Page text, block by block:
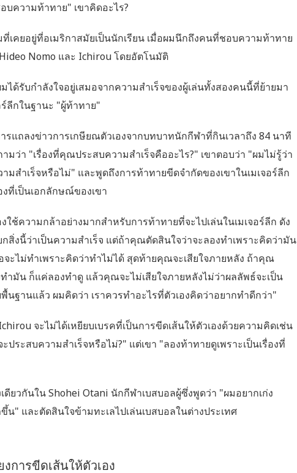
บความท้าทาย" เขาคิดอะไร?
เคยอยู่ที่อเมริกาสมัยเป็นนักเรียน เมื่อผมนึกถึงคนที่ชอบความท้าทาย
Nomo และ Ichirou โดยอัตโนมัติ
ได้รับกำลังใจอยู่เสมอจากความสำเร็จของผู้เล่นทั้งสองคนนี้ที่ย้ายมา
ร์ลีกในฐานะ "ผู้ท้าทาย"
รแถลงข่าวการเกษียณตัวเองจากบทบาทนักกีฬาที่กินเวลาถึง 84 นาที
มว่า "เรื่องที่คุณประสบความสำเร็จคืออะไร?" เขาตอบว่า "ผมไม่รู้ว่า
มสำเร็จหรือไม่" และพูดถึงการท้าทายขีดจำกัดของเขาในเมเจอร์ลีก
ที่เป็นเอกลักษณ์ของเขา
ใช้ความกล้าอย่างมากสำหรับการท้าทายที่จะไปเล่นในเมเจอร์ลีก ดัง
กสิ่งนี้ว่าเป็นความสำเร็จ แต่ถ้าคุณตัดสินใจว่าจะลองทำเพราะคิดว่ามัน
จะไม่ทำเพราะคิดว่าทำไม่ได้ สุดท้ายคุณจะเสียใจภายหลัง ถ้าคุณ
ำมัน ก็แค่ลองทำดู แล้วคุณจะไม่เสียใจภายหลังไม่ว่าผลลัพธ์จะเป็น
พื้นฐานแล้ว ผมคิดว่า เราควรทำอะไรที่ตัวเองคิดว่าอยากทำดีกว่า"
จะไม่ได้เหยียบเบรคที่เป็นการขีดเส้นให้ตัวเองด้วยความคิดเช่น
ประสบความสำเร็จหรือไม่?" แต่เขา "ลองท้าทายดูเพราะเป็นเรื่องที่
ดียวกันใน Shohei Otani นักกีฬาเบสบอลผู้ซึ่งพูดว่า "ผมอยากเก่ง
น" และตัดสินใจข้ามทะเลไปเล่นเบสบอลในต่างประเทศ
งการขีดเส้นให้ตัวเอง